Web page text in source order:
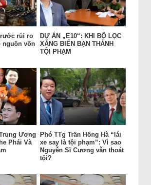
rủi ro
nguồn vốn
DỰ ÁN „E10“: KHI BỘ LỌC
XĂNG BIẾN BẠN THÀNH
TỘI PHẠM
Ương
Phái Và
Phó TTg Trần Hồng Hà “lái
xe say là tội phạm”: Vì sao
Nguyễn Sĩ Cương vẫn thoát
tội?